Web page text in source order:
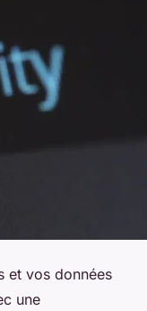
et vos données
une